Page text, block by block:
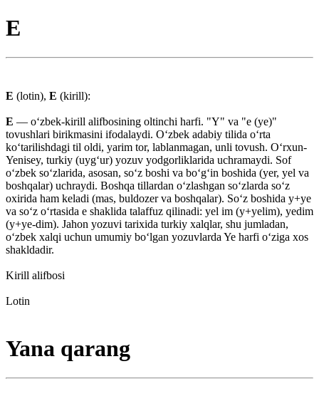
E
E (lotin), Е (kirill):
E — oʻzbek-kirill alifbosining oltinchi harfi. "Y" va "e (ye)"
tovushlari birikmasini ifodalaydi. Oʻzbek adabiy tilida oʻrta
koʻtarilishdagi til oldi, yarim tor, lablanmagan, unli tovush. Oʻrxun-
Yenisey, turkiy (uygʻur) yozuv yodgorliklarida uchramaydi. Sof
oʻzbek soʻzlarida, asosan, soʻz boshi va boʻgʻin boshida (yer, yel va
boshqalar) uchraydi. Boshqa tillardan oʻzlashgan soʻzlarda soʻz
oxirida ham keladi (mas, buldozer va boshqalar). Soʻz boshida y+ye
va soʻz oʻrtasida e shaklida talaffuz qilinadi: yel im (y+yelim), yedim
(y+ye-dim). Jahon yozuvi tarixida turkiy xalqlar, shu jumladan,
oʻzbek xalqi uchun umumiy boʻlgan yozuvlarda Ye harfi oʻziga xos
shakldadir.
Kirill alifbosi
Lotin
Yana qarang